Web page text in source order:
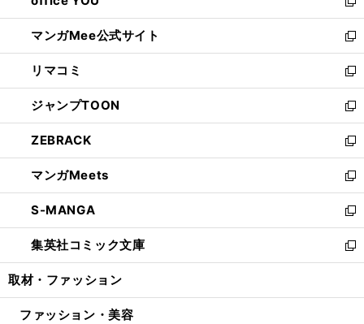
開
く
ン
ド
ウ
で
開
く
い
ウ
ィ
ン
ド
ウ
で
開
く
新
し
い
ウ
ィ
ン
ド
ウ
で
開
く
マンガMee公式サイト
新
し
い
ウ
ィ
ン
ド
ウ
で
開
く
リマコミ
新
し
い
ウ
ィ
ン
ド
ウ
で
開
く
ジャンプTOON
新
し
い
ウ
ィ
ン
ド
ウ
で
開
ZEBRACK
新
し
い
ウ
ィ
ン
ド
ウ
開
マンガMeets
新
し
い
ウ
ィ
ン
ウ
S-MANGA
新
し
い
ウ
ン
集英社コミック文庫
新
し
ウ
取材・ファッション
ファッション・美容